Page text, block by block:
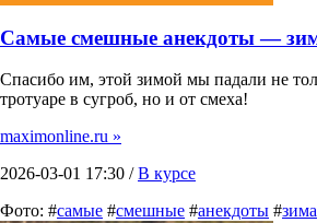
Самые смешные анекдоты —
Спасибо им, этой зимой мы падали не
тротуаре в сугроб, но и от смеха!
maximonline.ru »
2026-03-01 17:30 /В курсе
Фото: #самые #смешные #анекдоты #зима